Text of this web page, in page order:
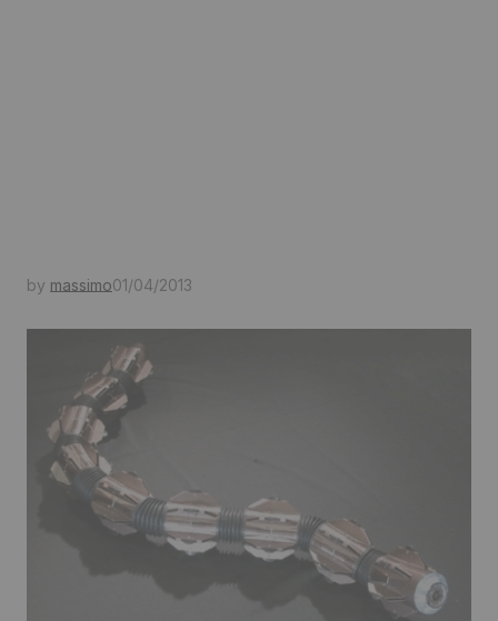
by massimo01/04/2013